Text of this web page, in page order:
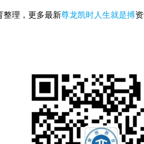
理，更多最新尊龙凯时人生就是搏